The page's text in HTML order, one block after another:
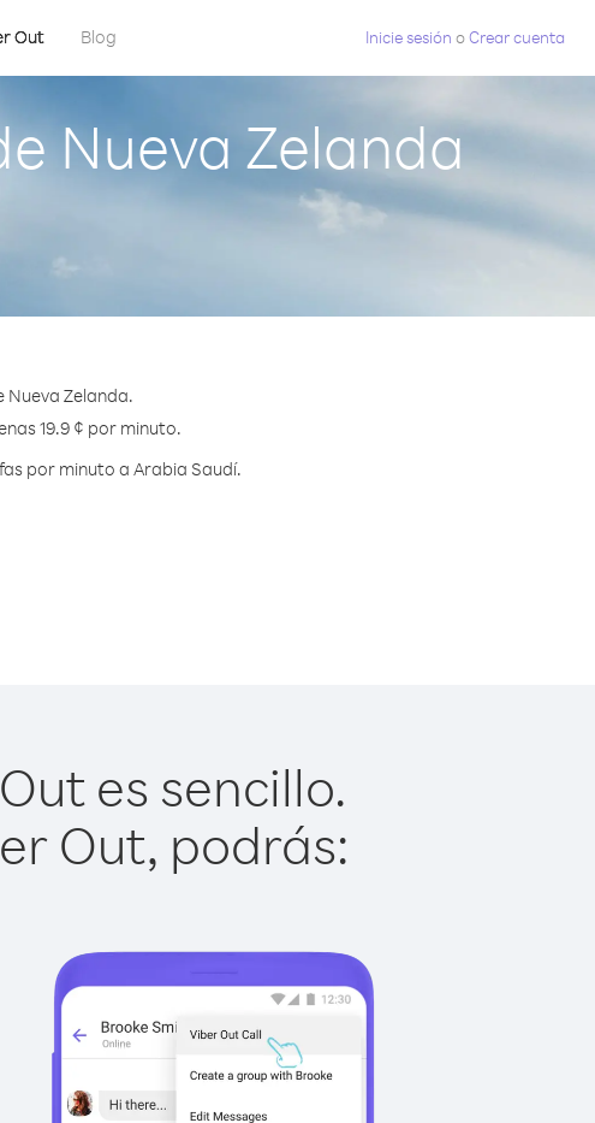
Out Blog Inicie sesión oCrear cuenta
Nueva Zelanda
Nueva Zelanda.
19.9 ¢ por minuto.
por minuto a Arabia Saudí.
es sencillo.
Out, podrás: